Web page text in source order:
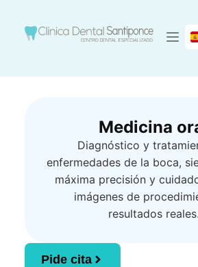
Medicina
Diagnóstico y
enfermedades de la boca,
máxima precisión y
imágenes de
resultados reales.
Pide cita